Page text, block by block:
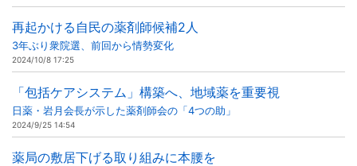
再起かける自民の薬剤師候補2人
3年ぶり衆院選、前回から情勢変化
2024/10/8 17:25
「包括ケアシステム」構築へ、地域薬を重要視
日薬・岩月会長が示した薬剤師会の「4つの助」
2024/9/25 14:54
薬局の敷居下げる取り組みに本腰を